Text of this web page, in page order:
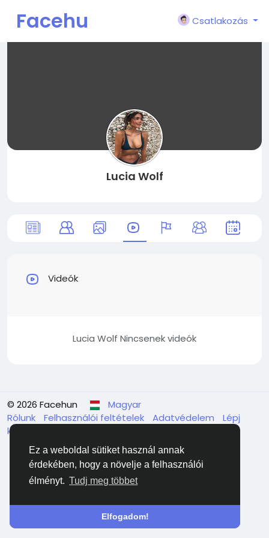
Ez a weboldal sütiket használ annak
érdekében, hogy a növelje a felhasználói
élményt. Tudj meg többet
Elfogadom!
Facehu
Csatlakozás
Lucia Wolf
Videók
Lucia Wolf Nincsenek videók
© 2026 Facehun
Magyar
Rólunk
Felhasználói feltételek Adatvédelem
Lépj
kapcsolatba velünk